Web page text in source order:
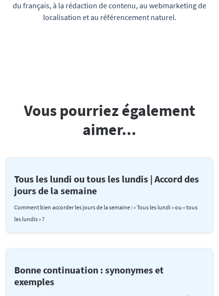
du français, à la rédaction de contenu, au webmarketing de
localisation et au référencement naturel.
Vous pourriez également
aimer...
Tous les lundi ou tous les lundis | Accord des
jours de la semaine
Comment bien accorder les jours de la semaine : « Tous les lundi » ou « tous
les lundis » ?
Bonne continuation : synonymes et
exemples